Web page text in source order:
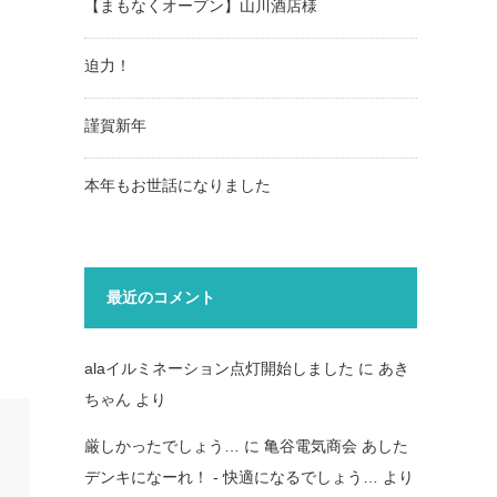
【まもなくオープン】山川酒店様
迫力！
謹賀新年
本年もお世話になりました
最近のコメント
alaイルミネーション点灯開始しました に あき
ちゃん より
厳しかったでしょう… に 亀谷電気商会 あした
デンキになーれ！ - 快適になるでしょう…
より